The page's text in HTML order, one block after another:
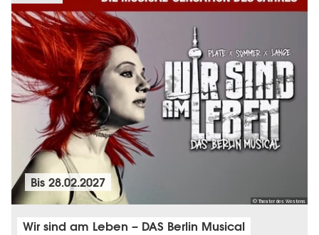
© Theater des Westens
Bis28.02.2027
Wir sind am Leben – DAS Berlin Musical